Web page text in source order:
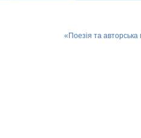
«Поезія та